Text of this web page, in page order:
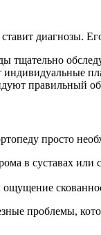
диагнозы.
тщательно
правильный
просто
в суставах или
ощущение
проблемы,